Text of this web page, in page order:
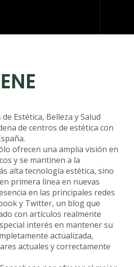
Estética, Belleza y Salud
de centros de estética con
ofrecen una amplia visión en
y se mantinen a la
alta tecnología estética, sino
primera línea en nuevas
en las principales redes
y Twitter, un blogque
con artículos realmente
interés en mantener su
actualizada,
actuales y correctamente